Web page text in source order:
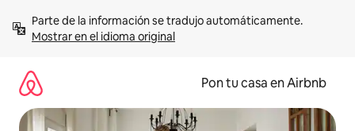
contenidoMostrar en el idioma original
Pon tu casa en Airbnb